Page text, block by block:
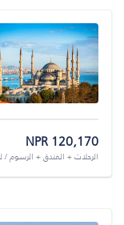
NPR 120,170
الرحلات + الفندق + الرسوم